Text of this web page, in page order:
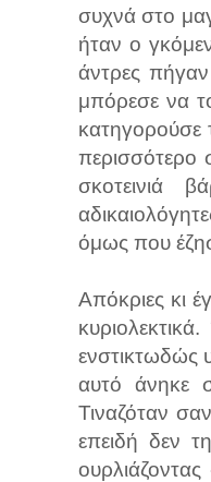
συχνά στο
ήταν ο
άντρες
μπόρεσε να
κατηγορούσε
περισσότερο
σκοτεινιά
όμως που
Απόκριες κι
ενστικτωδώς
αυτό άνηκε
Τιναζόταν
επειδή δεν